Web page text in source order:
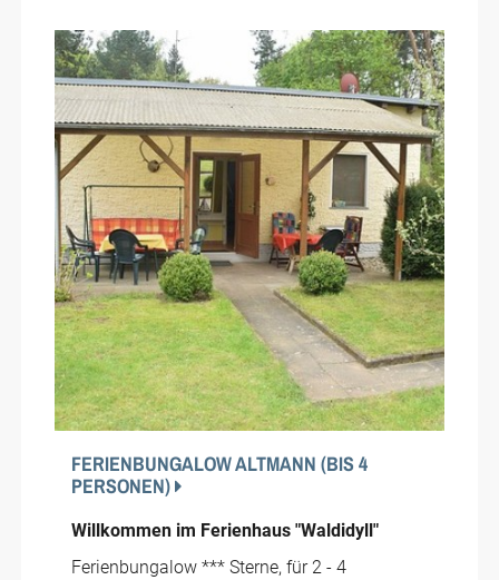
FERIENBUNGALOW ALTMANN (BIS 4
PERSONEN)
Willkommen im Ferienhaus "Waldidyll"
Ferienbungalow *** Sterne, für 2 - 4